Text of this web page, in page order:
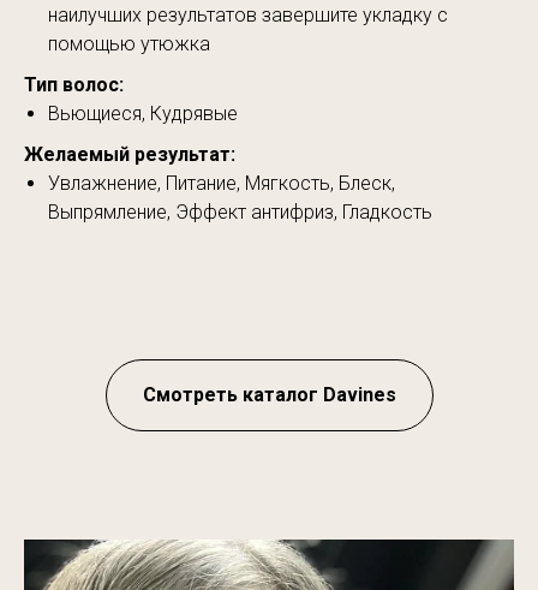
наилучших результатов завершите укладку с
помощью утюжка
Тип волос:
Вьющиеся, Кудрявые
Желаемый результат:
Увлажнение, Питание, Мягкость, Блеск,
Выпрямление, Эффект антифриз, Гладкость
Смотреть каталог Davines